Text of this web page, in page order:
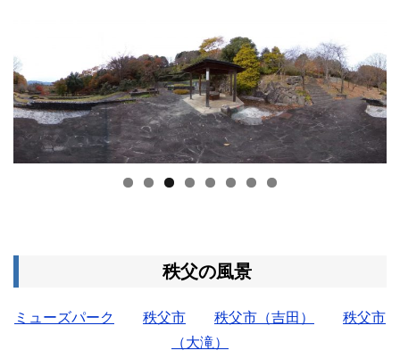
秩父の風景
ミューズパーク 秩父市 秩父市（吉田）
秩父市
（大滝）